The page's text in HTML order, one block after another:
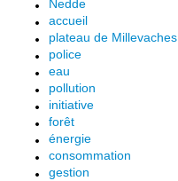
Nedde
accueil
plateau de Millevaches
police
eau
pollution
initiative
forêt
énergie
consommation
gestion